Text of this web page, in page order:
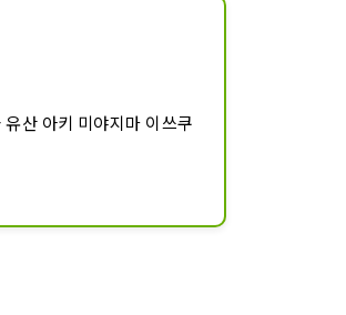
산 아키 미야지마 이쓰쿠
숙소입니다. 하나님의